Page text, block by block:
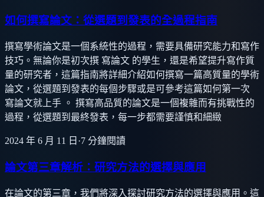
如何撰寫論文：從選題到發表的全過程指南
撰寫學術論文是一個系統性的過程，需要具備研究能力和寫作
技巧。無論你是初次撰 寫論文 的學生，還是希望提升寫作質
量的研究者，這篇指南將詳細介紹如何撰寫一篇高質量的學術
論文，從選題到發表的每個步驟或是可參考這篇如何第一次
寫論文就上手 。 撰寫高品質的論文是一個複雜而有挑戰性的
過程，從選題到最終發表，每一步都需要謹慎和細緻
2024 年 6 月 11 日 ·7 分鐘閱讀
論文第三章解析：研究方法的選擇與應用
在論文的第三章，我們將深入探討研究方法的選擇與應用。這